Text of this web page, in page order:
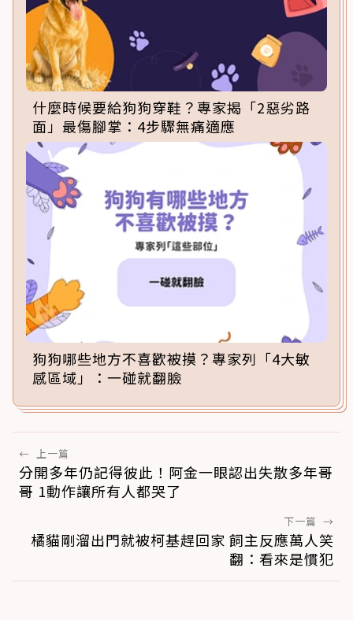
什麼時候要給狗狗穿鞋？專家揭「2惡劣路
面」最傷腳掌：4步驟無痛適應
狗狗哪些地方不喜歡被摸？專家列「4大敏
感區域」：一碰就翻臉
← 上一篇
分開多年仍記得彼此！阿金一眼認出失散多年哥
哥 1動作讓所有人都哭了
下一篇 →
橘貓剛溜出門就被柯基趕回家 飼主反應萬人笑
翻：看來是慣犯